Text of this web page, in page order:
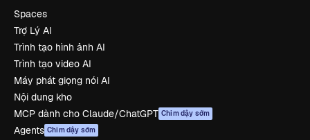
Spaces
Trợ Lý AI
Trình tạo hình ảnh AI
Trình tạo video AI
Máy phát giọng nói AI
Nội dung kho
MCP dành cho Claude/ChatGPT Chim dậy sớm
Agents Chim dậy sớm